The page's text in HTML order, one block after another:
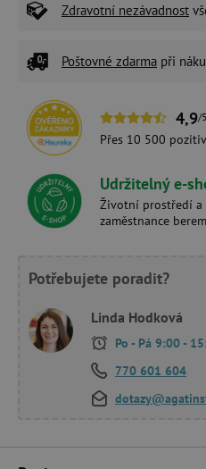
Zdravotní nezávadnost
Poštovné zdarma při
4,9/5
Přes 10 500
Udržitelný e-
Životní prostředí a
zaměstnance
Potřebujete poradit?
Linda Hodková
Po - Pá 9:00 -
770 601 604